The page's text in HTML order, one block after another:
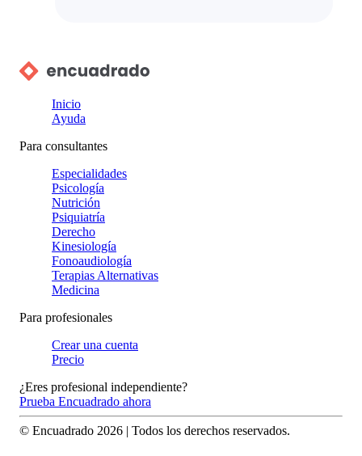
Inicio
Ayuda
Para consultantes
Especialidades
Psicología
Nutrición
Psiquiatría
Derecho
Kinesiología
Fonoaudiología
Terapias Alternativas
Medicina
Para profesionales
Crear una cuenta
Precio
¿Eres profesional independiente?
Prueba Encuadrado ahora
© Encuadrado 2026 | Todos los derechos reservados.